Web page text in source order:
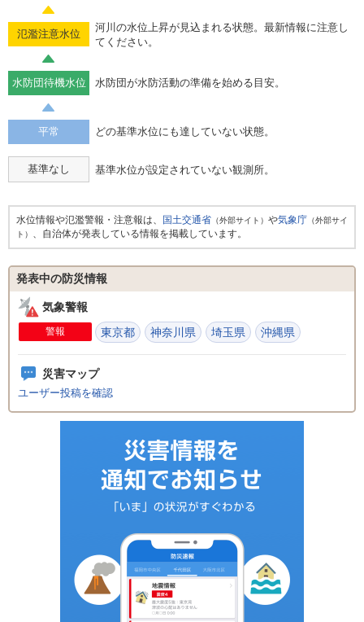
氾濫注意水位
河川の水位上昇が見込まれる状態。最新情報に注意し
てください。
水防団待機水位 水防団が水防活動の準備を始める目安。
平常 どの基準水位にも達していない状態。
基準なし 基準水位が設定されていない観測所。
水位情報や氾濫警報・注意報は、 国土交通省 （外部サイト） や気象庁 （外部サイ
ト） 、自治体が発表している情報を掲載しています。
発表中の防災情報
気象警報
警報 東京都 神奈川県 埼玉県 沖縄県
災害マップ
ユーザー投稿を確認